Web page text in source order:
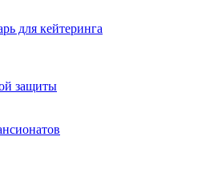
для кейтеринга
защиты